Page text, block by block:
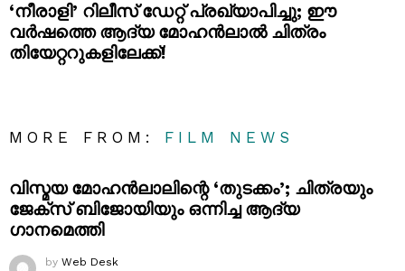
‘നീരാളി’ റിലീസ് ഡേറ്റ് പ്രഖ്യാപിച്ചു; ഈ
വർഷത്തെ ആദ്യ മോഹൻലാൽ ചിത്രം
തിയേറ്ററുകളിലേക്ക്!
MORE FROM: FILM NEWS
വിസ്മയ മോഹൻലാലിന്റെ ‘തുടക്കം’; ചിത്രയും
ജേക്സ് ബിജോയിയും ഒന്നിച്ച ആദ്യ
ഗാനമെത്തി
by Web Desk